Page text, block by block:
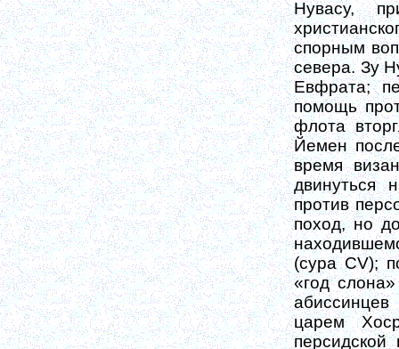
Нувасу,
спорным
севера. Зу
Евфрата;
помощь
флота
Йемен
время
двинуться
против
поход, но
(сураCV);
«год
царем